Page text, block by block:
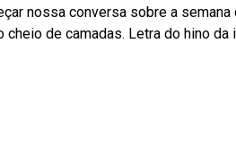
nossa conversa sobre a semana
de camadas. Letra do hino da